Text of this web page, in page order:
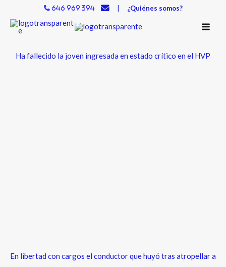
contenido
646 969 394 | ¿Quiénes somos?
Ha fallecido la joven ingresada en estado crítico en el HVP
En libertad con cargos el conductor que huyó tras atropellar a